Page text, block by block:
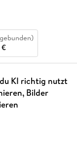
KI richtig nutzt
Bilder